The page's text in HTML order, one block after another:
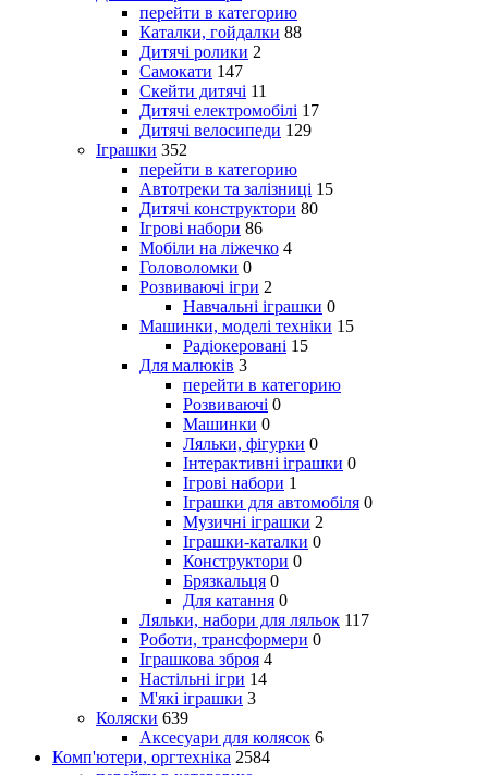
перейти в категорию
Каталки, гойдалки 88
Дитячі ролики 2
Самокати 147
Скейти дитячі 11
Дитячі електромобілі 17
Дитячі велосипеди 129
Іграшки 352
перейти в категорию
Автотреки та залізниці 15
Дитячі конструктори 80
Ігрові набори 86
Мобіли на ліжечко 4
Головоломки 0
Розвиваючі ігри 2
Навчальні іграшки 0
Машинки, моделі техніки 15
Радіокеровані 15
Для малюків 3
перейти в категорию
Розвиваючі 0
Машинки 0
Ляльки, фігурки 0
Інтерактивні іграшки 0
Ігрові набори 1
Іграшки для автомобіля 0
Музичні іграшки 2
Іграшки-каталки 0
Конструктори 0
Брязкальця 0
Для катання 0
Ляльки, набори для ляльок 117
Роботи, трансформери 0
Іграшкова зброя 4
Настільні ігри 14
М'які іграшки 3
Коляски 639
Аксесуари для колясок 6
Комп'ютери, оргтехніка 2584